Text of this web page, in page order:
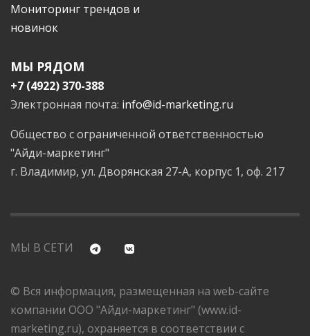
Мониторинг трендов и
новинок
МЫ РЯДОМ
+7 (4922) 370-388
Электронная почта: info@id-marketing.ru
Общество с ограниченной ответственностью
"Айди-маркетинг"
г. Владимир, ул. Дворянская 27-А, корпус 1, оф. 217
МЫ В СЕТИ
© Вся информация, размещенная на web-сайте
компании ООО "Айди-маркетинг" (www.id-
marketing.ru), охраняется в соответствии с